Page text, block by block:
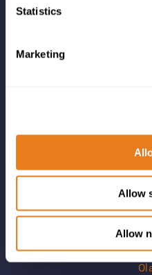
Statistics
Marketing
Allow
Allow
Adriyatik-Balkan bölgesi,
Türkiye ve
Marka